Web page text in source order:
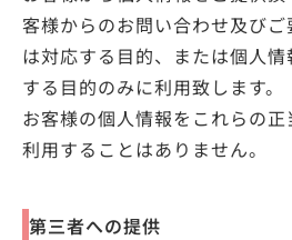
客様からのお問い合わせ及び
は対応する目的、または個人
する目的のみに利用致します。
お客様の個人情報をこれらの
利用することはありません。
第三者への提供